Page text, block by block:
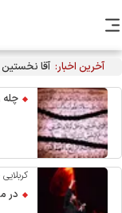
آخرین اخبار: آقا نخستین
چله زیارت
در